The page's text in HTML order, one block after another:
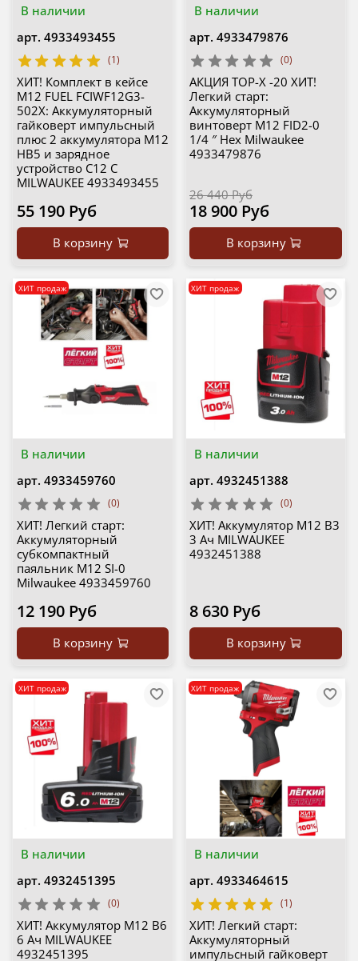
В наличии
арт. 4933493455
(1)
ХИТ! Комплект в кейсе
M12 FUEL FCIWF12G3-
502X: Аккумуляторный
гайковерт импульсный
плюс 2 аккумулятора M12
HB5 и зарядное
устройство C12 C
MILWAUKEE 4933493455
55 190 Руб
В корзину
В наличии
арт. 4933479876
(0)
АКЦИЯ TOP-X -20 ХИТ!
Легкий старт:
Аккумуляторный
винтоверт M12 FID2-0
1/4 ″ Hex Milwaukee
4933479876
26 440 Руб
18 900 Руб
В корзину
В наличии
ХИТ продаж
арт. 4933459760
(0)
ХИТ! Легкий старт:
Аккумуляторный
субкомпактный
паяльник M12 SI-0
Milwaukee 4933459760
12 190 Руб
В корзину
В наличии
ХИТ продаж
арт. 4932451388
(0)
ХИТ! Аккумулятор M12 B3
3 Ач MILWAUKEE
4932451388
8 630 Руб
В корзину
В наличии
ХИТ продаж
арт. 4932451395
(0)
ХИТ! Аккумулятор M12 B6
6 Ач MILWAUKEE
4932451395
В наличии
ХИТ продаж
арт. 4933464615
(1)
ХИТ! Легкий старт:
Аккумуляторный
импульсный гайковерт